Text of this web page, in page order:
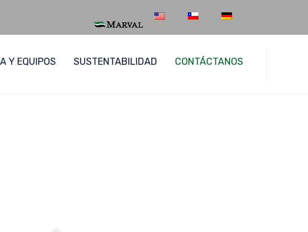
Y EQUIPOS SUSTENTABILIDAD CONTÁCTANOS